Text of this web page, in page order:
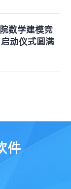
数学建模竞
动仪式圆满
件